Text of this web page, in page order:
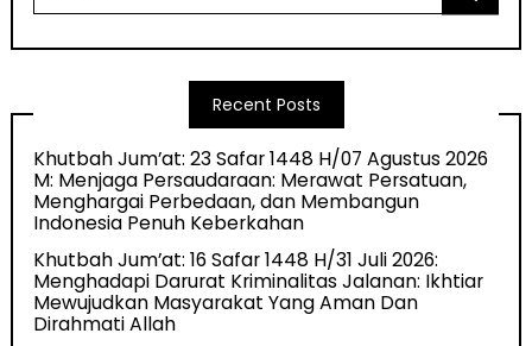
Recent Posts
Khutbah Jum’at: 23 Safar 1448 H/07 Agustus 2026
M: Menjaga Persaudaraan: Merawat Persatuan,
Menghargai Perbedaan, dan Membangun
Indonesia Penuh Keberkahan
Khutbah Jum’at: 16 Safar 1448 H/31 Juli 2026:
Menghadapi Darurat Kriminalitas Jalanan: Ikhtiar
Mewujudkan Masyarakat Yang Aman Dan
Dirahmati Allah